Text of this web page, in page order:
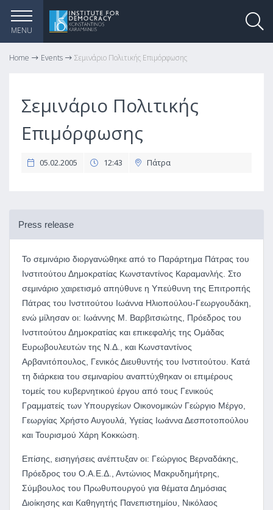
MENU
Home Events Σεμινάριο Πολιτικής Επιμόρφωσης
Σεμινάριο Πολιτικής
Επιμόρφωσης
05.02.2005 12:43 Πάτρα
Press release
Το σεμινάριο διοργανώθηκε από το Παράρτημα Πάτρας του
Ινστιτούτου Δημοκρατίας Κωνσταντίνος Καραμανλής. Στο
σεμινάριο χαιρετισμό απηύθυνε η Υπεύθυνη της Επιτροπής
Πάτρας του Ινστιτούτου Ιωάννα Ηλιοπούλου-Γεωργουδάκη,
ενώ μίλησαν οι: Ιωάννης Μ. Βαρβιτσιώτης, Πρόεδρος του
Ινστιτούτου Δημοκρατίας και επικεφαλής της Ομάδας
Ευρωβουλευτών της Ν.Δ., και Κωνσταντίνος
Αρβανιτόπουλος, Γενικός Διευθυντής του Ινστιτούτου. Κατά
τη διάρκεια του σεμιναρίου αναπτύχθηκαν οι επιμέρους
τομείς του κυβερνητικού έργου από τους Γενικούς
Γραμματείς των Υπουργείων Οικονομικών Γεώργιο Μέργο,
Γεωργίας Χρήστο Αυγουλά, Υγείας Ιωάννα Δεσποτοπούλου
και Τουρισμού Χάρη Κοκκώση.
Επίσης, εισηγήσεις ανέπτυξαν οι: Γεώργιος Βερναδάκης,
Πρόεδρος του Ο.Α.Ε.Δ., Αντώνιος Μακρυδημήτρης,
Σύμβουλος του Πρωθυπουργού για θέματα Δημόσιας
Διοίκησης και Καθηγητής Πανεπιστημίου, Νικόλαος